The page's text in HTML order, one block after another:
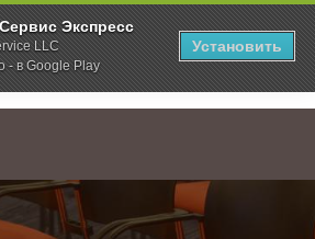
Экспресс
LLC
- в Google Play
Установить
Новости Новый YouTube-канал про